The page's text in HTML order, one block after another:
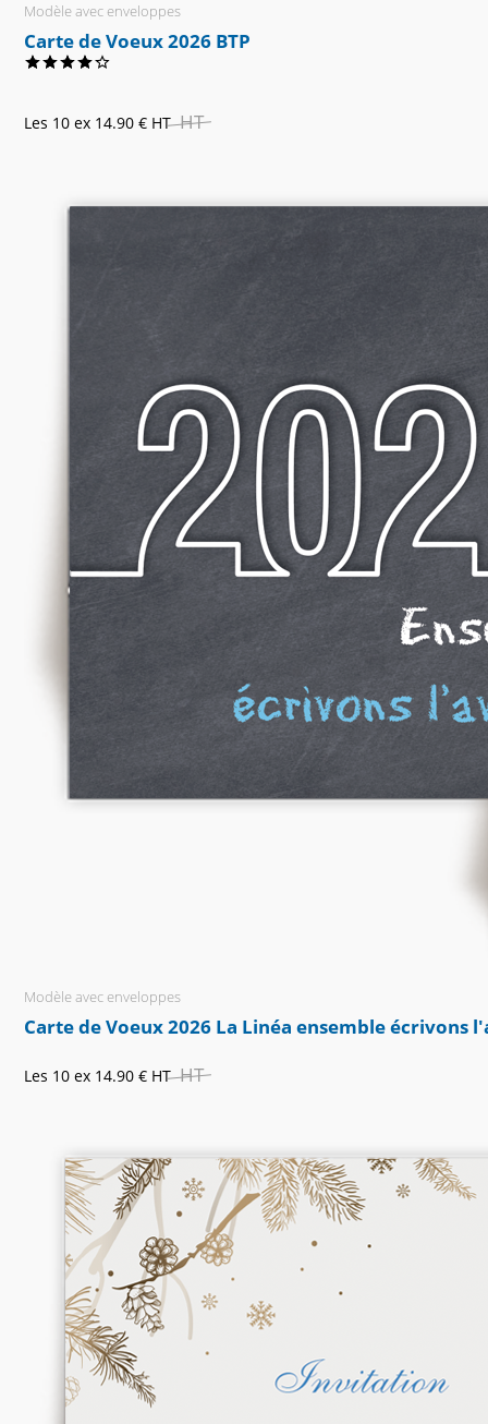
Modèle avec enveloppes
Carte de Voeux 2026 BTP
Les 10 ex 14.90 € HT HT
Modèle avec enveloppes
Carte de Voeux 2026 La Linéa ensemble écrivons
Les 10 ex 14.90 € HT HT